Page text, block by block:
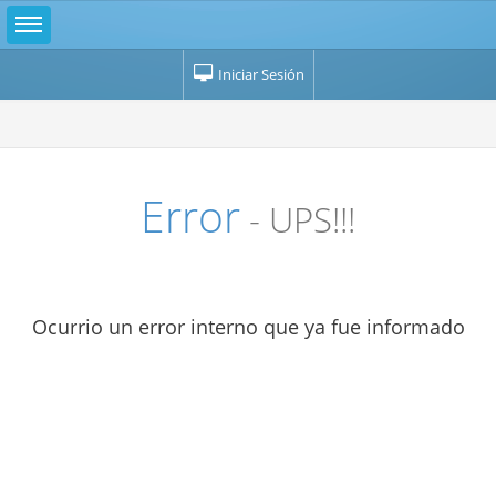
Iniciar Sesión
Error - UPS!!!
Ocurrio un error interno que ya fue informado